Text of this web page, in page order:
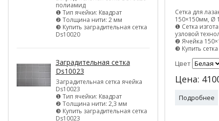
полиамид
❶ Тип ячейки: Квадрат
❷ Толщина нити: 2 мм
❸ Купить заградительная сетка
Ds10020
Заградительная сетка
Ds10023
Заградительная сетка ячейка
Ds10023
❶ Тип ячейки: Квадрат
❷ Толщина нити: 2,3 мм
❸ Купить заградительная сетка
Ds10023
Сетка для
150×150мм, Ø
❶ Сетка
узловой
❷ Ячейка
❸ Купить
Цвет
Цена:
Подробнее